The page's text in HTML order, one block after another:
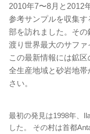
2010年7〜8月と2012
参考サンプルを収集
部を訪れました。そ
渡り世界最大のサファ
この最新情報には鉱
全生産地域と砂岩地
さい。
最初の発見は1998年、
した。 その村は首都